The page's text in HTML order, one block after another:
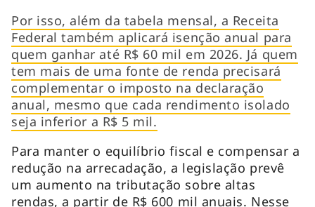
Por isso, além da tabela mensal, a Receita
Federal também aplicará isenção anual para
quem ganhar até R$ 60 mil em 2026. Já quem
tem mais de uma fonte de renda precisará
complementar o imposto na declaração
anual, mesmo que cada rendimento isolado
seja inferior a R$ 5 mil.
Para manter o equilíbrio fiscal e compensar a
redução na arrecadação, a legislação prevê
um aumento na tributação sobre altas
rendas, a partir de R$ 600 mil anuais. Nesse